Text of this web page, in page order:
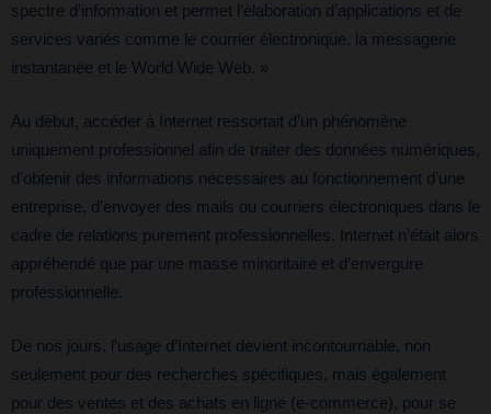
spectre d’information et permet l’élaboration d’applications et de
services variés comme le courrier électronique, la messagerie
instantanée et le World Wide Web. »
Au début, accéder à Internet ressortait d’un phénomène
uniquement professionnel afin de traiter des données numériques,
d’obtenir des informations nécessaires au fonctionnement d’une
entreprise, d’envoyer des mails ou courriers électroniques dans le
cadre de relations purement professionnelles. Internet n’était alors
appréhendé que par une masse minoritaire et d’envergure
professionnelle.
De nos jours, l’usage d’Internet devient incontournable, non
seulement pour des recherches spécifiques, mais également
pour des ventes et des achats en ligne (e-commerce), pour se